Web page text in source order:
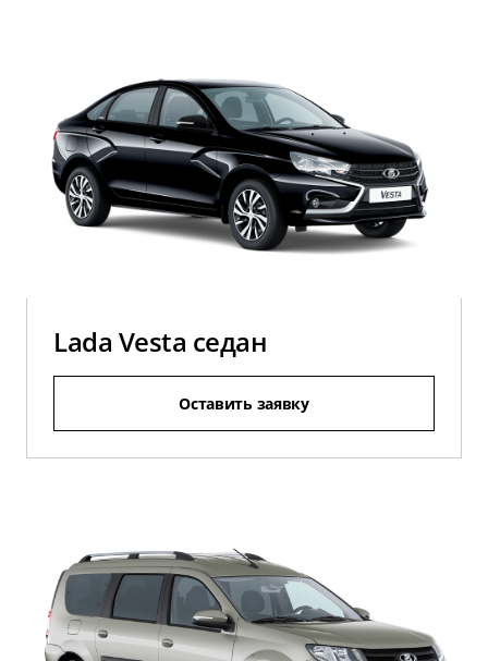
Lada Vesta седан
Оставить заявку